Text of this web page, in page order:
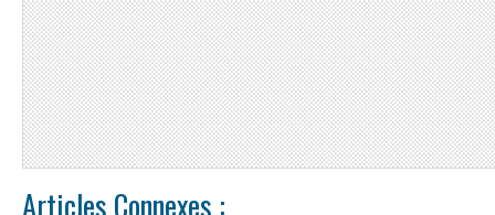
Articles Connexes :